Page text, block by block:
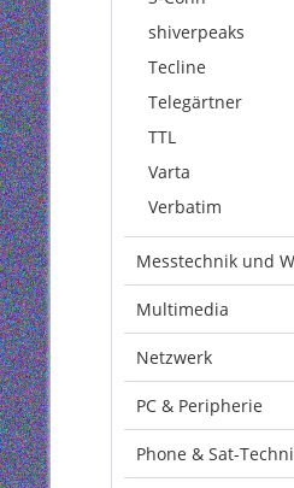
shiverpeaks
Tecline
Telegärtner
TTL
Varta
Verbatim
Messtechnik und
Multimedia
Netzwerk
PC & Peripherie
Phone & Sat-